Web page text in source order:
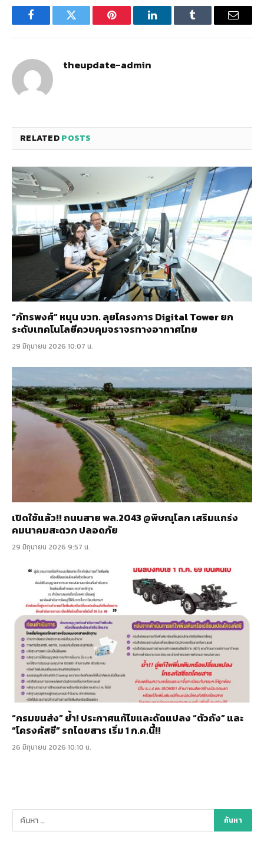
FacebookTwitter Pinterest LinkedInTumblr Email
theupdate-admin
RELATEDPOSTS
“ภัทรพงศ์” หนุน บวท. ลุยโครงการ Digital Tower ยก
ระดับเทคโนโลยีควบคุมจราจรทางอากาศไทย
29 มิถุนายน 2026 10:07 น.
เปิดใช้แล้ว!! ถนนสาย พล.2043 @พิษณุโลก เสริมแกร่ง
คมนาคมสะดวก ปลอดภัย
29 มิถุนายน 2026 9:57 น.
“กรมขนส่ง” ย้ำ! ประกาศแก้ไขและดัดแปลง “ตัวถัง” และ
“โครงคัสซี” รถโดยสาร เริ่ม 1 ก.ค.นี้!!
26 มิถุนายน 2026 10:10 น.